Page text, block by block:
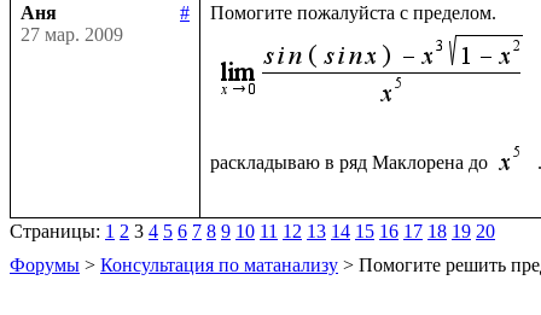
Аня
#
27 мар. 2009
раскладываю в ряд Маклорена до
Страницы: 1 2 3 4 5 6 7 8 9 10 11 12 13 14 15 16 17 18 19 20
Форумы > Консультация по матанализу > Помогите решить